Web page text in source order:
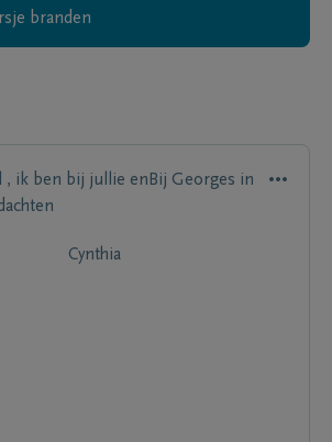
branden
, ik ben bij jullie enBij Georges in